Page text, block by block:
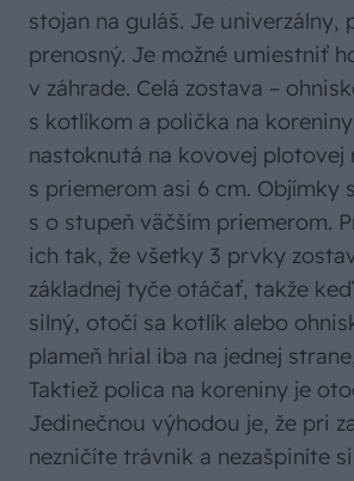
stojan na guláš. Je univerzálny,
prenosný. Je možné umiestniť
v záhrade. Celá zostava –
s kotlíkom a polička na
nastoknutá na kovovej plotovej
s priemerom asi 6 cm. Objímky
s o stupeň väčším priemerom.
ich tak, že všetky 3 prvky
základnej tyče otáčať, takže
silný, otočí sa kotlík alebo
plameň hrial iba na jednej
Taktiež polica na koreniny je
Jedinečnou výhodou je, že pri
nezničíte trávnik a nezašpiníte